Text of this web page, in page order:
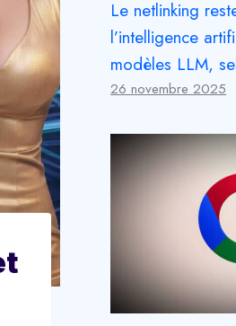
Le netlinking
l’intelligence
modèles LLM,
26 novembre 2025